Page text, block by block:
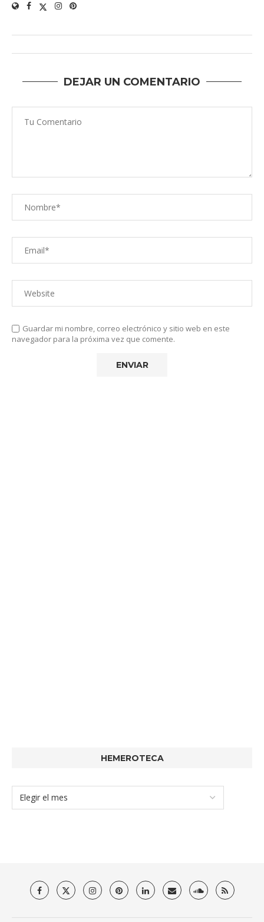
DEJAR UN COMENTARIO
Guardar mi nombre, correo electrónico y sitio web en este
navegador para la próxima vez que comente.
HEMEROTECA